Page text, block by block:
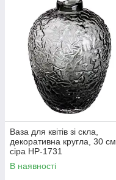
Ваза для квітів зі скла,
декоративна кругла, 30 см,
сіра HP-1731
В наявності